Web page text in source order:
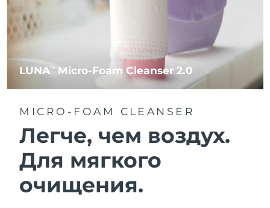
LUNATM Micro-Foam Cleanser 2.0
MICRO-FOAM CLEANSER
Легче, чем воздух.
Для мягкого
очищения.